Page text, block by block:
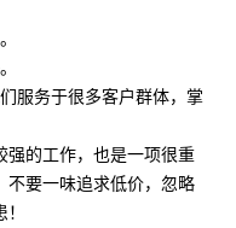
服务于很多客户群体，掌
强的工作，也是一项很重
不要一味追求低价，忽略